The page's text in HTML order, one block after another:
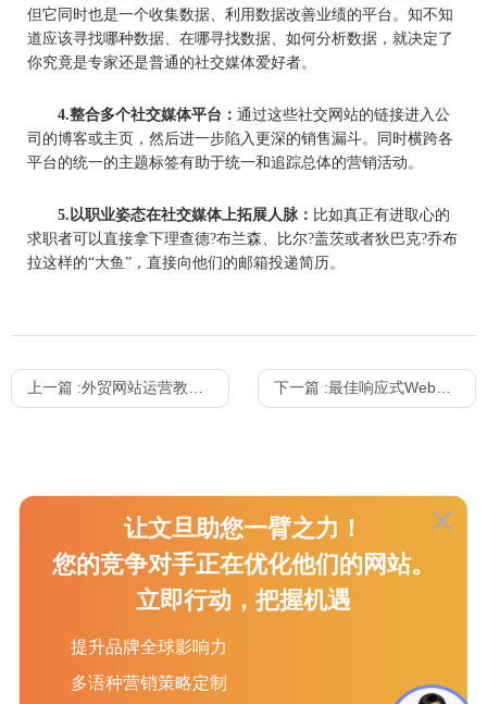
但它同时也是一个收集数据、利用数据改善业绩的平台。知不知
道应该寻找哪种数据、在哪寻找数据、如何分析数据，就决定了
你究竟是专家还是普通的社交媒体爱好者。
4.整合多个社交媒体平台： 通过这些社交网站的链接进入公
司的博客或主页，然后进一步陷入更深的销售漏斗。同时横跨各
平台的统一的主题标签有助于统一和追踪总体的营销活动。
5.以职业姿态在社交媒体上拓展人脉： 比如真正有进取心的
求职者可以直接拿下理查德?布兰森、比尔?盖茨或者狄巴克?乔布
拉这样的“大鱼”，直接向他们的邮箱投递简历。
上一篇 :外贸网站运营教你5招做好内容品牌建设 下一篇 :最佳响应式Web设计指南
社交媒体营销
关于我们
关于我们
客户评价
收款信息
外贸建站知识
让文旦助您一臂之力！
您的竞争对手正在优化他们的网站。
立即行动，把握机遇
提升品牌全球影响力
多语种营销策略定制